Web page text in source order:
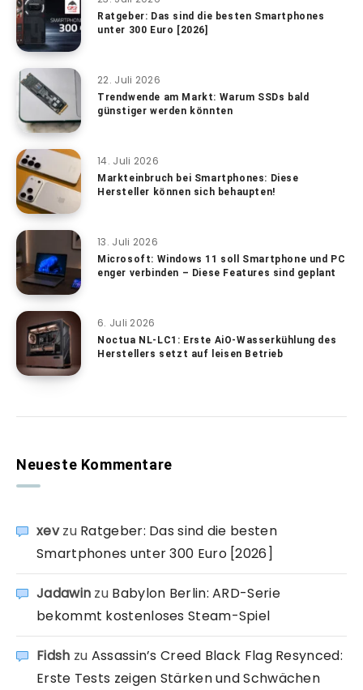
Ratgeber: Das sind die besten Smartphones
unter 300 Euro [2026]
22. Juli 2026
Trendwende am Markt: Warum SSDs bald
günstiger werden könnten
14. Juli 2026
Markteinbruch bei Smartphones: Diese
Hersteller können sich behaupten!
13. Juli 2026
Microsoft: Windows 11 soll Smartphone und PC
enger verbinden – Diese Features sind geplant
6. Juli 2026
Noctua NL-LC1: Erste AiO-Wasserkühlung des
Herstellers setzt auf leisen Betrieb
Neueste Kommentare
xevzu Ratgeber: Das sind die besten
Smartphones unter 300 Euro [2026]
Jadawin zu Babylon Berlin: ARD-Serie
bekommt kostenloses Steam-Spiel
Fidsh zu Assassin’s Creed Black Flag Resynced:
Erste Tests zeigen Stärken und Schwächen